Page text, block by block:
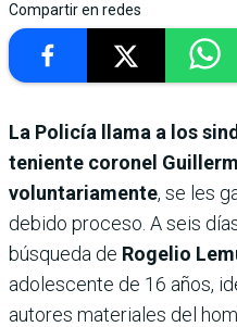
Compartir en redes
La Policía llama a los
teniente coronel
voluntariamente, se les
debido proceso. A seis
búsqueda de Rogelio
adolescente de 16 años,
autores materiales del